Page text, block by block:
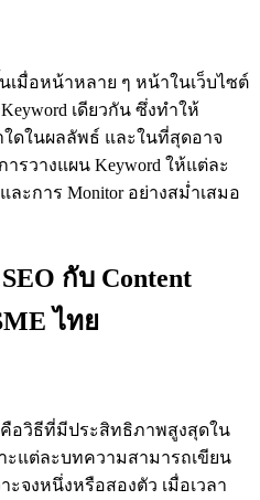
นเมื่อหน้าหลาย ๆ หน้าในเว็บไซต์
เดียวกัน ซึ่งทำให้
ดในผลลัพธ์ และในที่สุดอาจ
รวางแผน Keyword ให้แต่ละ
ะการ Monitor อย่างสม่ำเสมอ
กับ Content
ไทย
อวิธีที่มีประสิทธิภาพสูงสุดใน
าะแต่ละบทความสามารถเขียน
ะจงหนึ่งหรือสองตัว เมื่อเวลา